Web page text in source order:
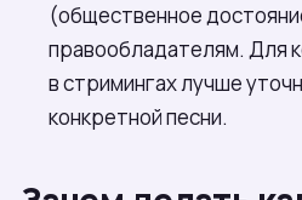
(общественное
правообладателям. Для
в стримингах лучше
конкретной песни.